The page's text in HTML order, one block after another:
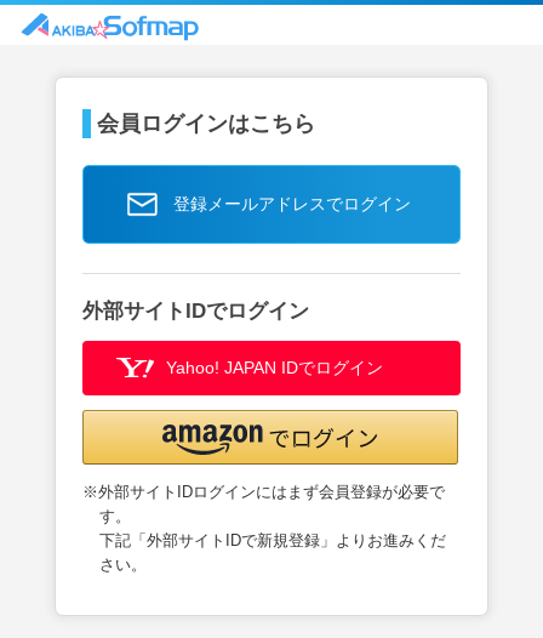
会員ログインはこちら
登録メールアドレスでログイン
外部サイトIDでログイン
Yahoo! JAPAN IDでログイン
※外部サイトIDログインにはまず会員登録が必要で
す。
下記「外部サイトIDで新規登録」よりお進みくだ
さい。